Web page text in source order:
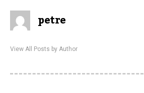
petre
View All Posts by Author